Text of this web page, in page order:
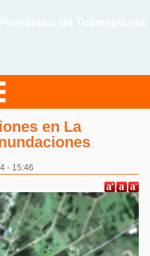
en La
- 15:46